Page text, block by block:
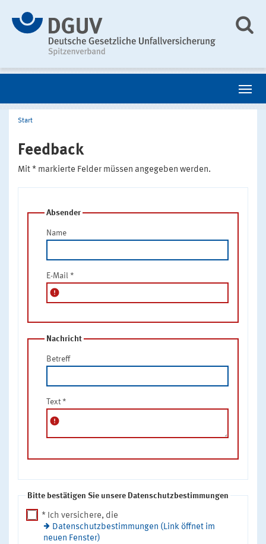
Start
Feedback
Mit * markierte Felder müssen angegeben werden.
Absender
Name
E-Mail *
error
Nachricht
Betreff
Text *
error
Bitte bestätigen Sie unsere Datenschutzbestimmungen
* Ich versichere, die
Datenschutzbestimmungen (Link öffnet im
neuen Fenster)